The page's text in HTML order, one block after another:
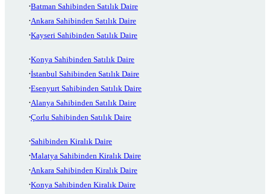
Batman Sahibinden Satılık Daire
Ankara Sahibinden Satılık Daire
Kayseri Sahibinden Satılık Daire
Konya Sahibinden Satılık Daire
İstanbul Sahibinden Satılık Daire
Esenyurt Sahibinden Satılık Daire
Alanya Sahibinden Satılık Daire
Çorlu Sahibinden Satılık Daire
Sahibinden Kiralık Daire
Malatya Sahibinden Kiralık Daire
Ankara Sahibinden Kiralık Daire
Konya Sahibinden Kiralık Daire